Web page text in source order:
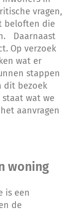
vragen,
beloften die
Daarnaast
Op verzoek
wat er
stappen
dit bezoek
wat we
aanvragen
woning
is een
de